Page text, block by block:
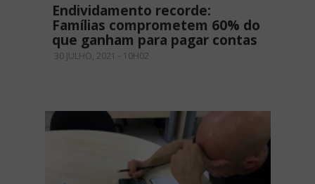
Endividamento recorde:
Famílias comprometem 60% do
que ganham para pagar contas
30 JULHO, 2021 - 10H02